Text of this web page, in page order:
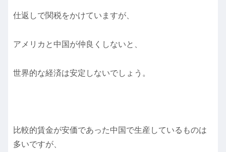
仕返しで関税をかけていますが、
アメリカと中国が仲良くしないと、
世界的な経済は安定しないでしょう。
比較的賃金が安価であった中国で生産しているものは
多いですが、